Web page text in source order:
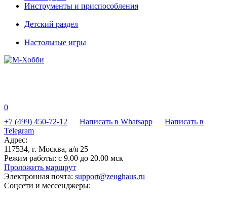
Инструменты и приспособления
Детский раздел
Настольные игры
0
+7 (499) 450-72-12
Написать в Whatsapp
Написать в
Telegram
Адрес:
117534, г. Москва, а/я 25
Режим работы: с 9.00 до 20.00 мск
Проложить маршрут
Электронная почта: support@zeughaus.ru
Соцсети и мессенджеры: